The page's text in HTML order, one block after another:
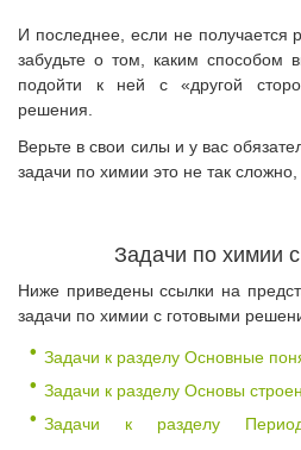
И последнее, если не получается
забудьте о том, каким способом
подойти к ней с «другой
решения.
Верьте в свои силы и у вас
задачи по химии это не так сложно,
Задачи по химии
Ниже приведены ссылки на
задачи по химии с готовыми
Задачи к разделу Основные
Задачи к разделу Основы
Задачи к разделу